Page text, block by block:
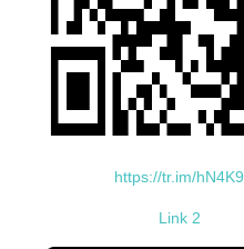
https://tr.im/hN4K9
Link 2